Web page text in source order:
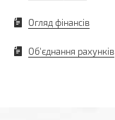
Огляд фінансів
Об'єднання рахунків